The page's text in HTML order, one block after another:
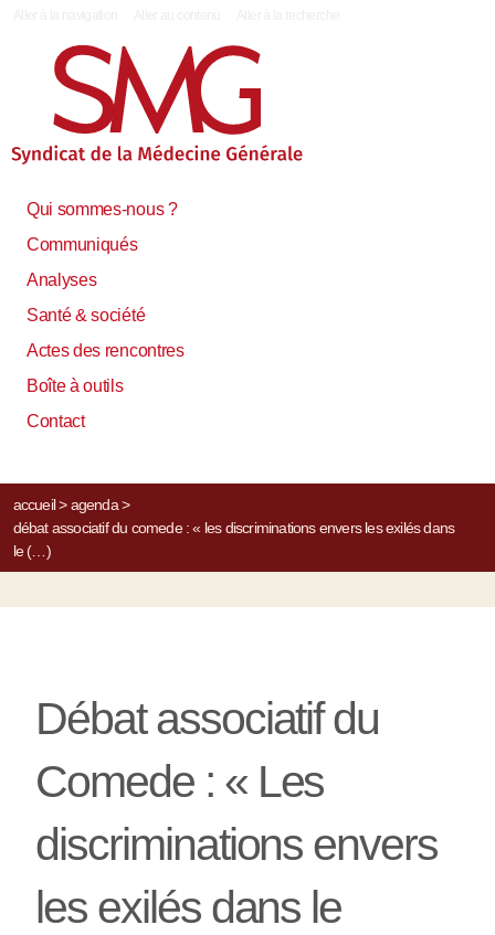
Qui sommes-nous ?
Communiqués
Analyses
Santé & société
Actes des rencontres
Boîte à outils
Contact
accueil> agenda>
débat associatif du comede : « les discriminations envers les exilés dans
le (…)
Débat associatif du
Comede : « Les
discriminations envers
les exilés dans le